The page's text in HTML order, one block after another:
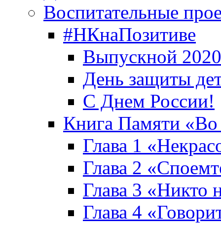
Воспитательные
#НКнаПозитиве
Выпускной
День защиты
С Днем России!
Книга Памяти
Глава 1
Глава 2
Глава 3 «Никто
Глава 4